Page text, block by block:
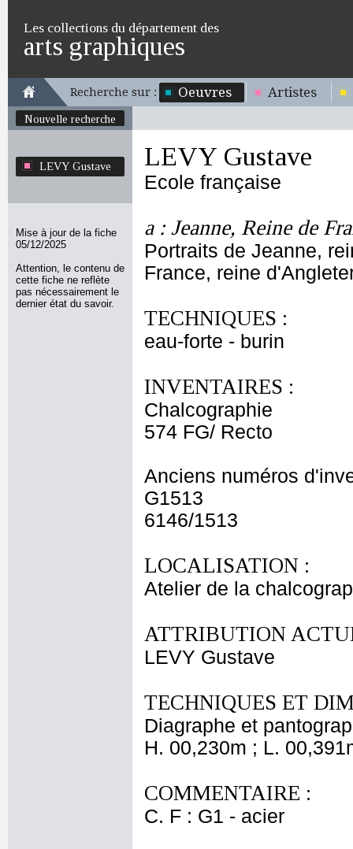
Les collections du département des
arts graphiques
Recherche sur : Oeuvres Artistes
Nouvelle recherche
LEVY Gustave
Mise à jour de la fiche
05/12/2025
Attention, le contenu de
cette fiche ne reflète
pas nécessairement le
dernier état du savoir.
LEVY Gustave
Ecole française
a : Jeanne, Reine de
Portraits de Jeanne,
France, reine
TECHNIQUES :
eau-forte - burin
INVENTAIRES :
Chalcographie
574 FG/ Recto
Anciens numéros
G1513
6146/1513
LOCALISATION :
Atelier de la
ATTRIBUTION
LEVY Gustave
TECHNIQUES ET
Diagraphe et
H. 00,230m ; L.
COMMENTAIRE :
C. F : G1 - acier